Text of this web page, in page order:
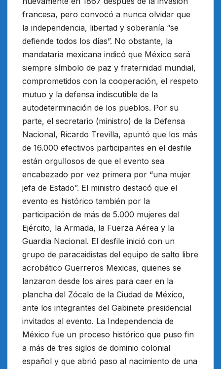
francesa, pero convocó a nunca olvidar que
la independencia, libertad y soberanía “se
defiende todos los días”. No obstante, la
mandataria mexicana indicó que México será
siempre símbolo de paz y fraternidad mundial,
comprometidos con la cooperación, el respeto
mutuo y la defensa indiscutible de la
autodeterminación de los pueblos. Por su
parte, el secretario (ministro) de la Defensa
Nacional, Ricardo Trevilla, apuntó que los más
de 16.000 efectivos participantes en el desfile
están orgullosos de que el evento sea
encabezado por vez primera por “una mujer
jefa de Estado”. El ministro destacó que el
evento es histórico también por la
participación de más de 5.000 mujeres del
Ejército, la Armada, la Fuerza Aérea y la
Guardia Nacional. El desfile inició con un
grupo de paracaidistas del equipo de salto libre
acrobático Guerreros Mexicas, quienes se
lanzaron desde los aires para caer en la
plancha del Zócalo de la Ciudad de México,
ante los integrantes del Gabinete presidencial
invitados al evento. La Independencia de
México fue un proceso histórico que puso fin
a más de tres siglos de dominio colonial
español y que abrió paso al nacimiento de una